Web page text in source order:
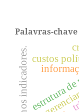
Palavras-chave
estrutura
custos